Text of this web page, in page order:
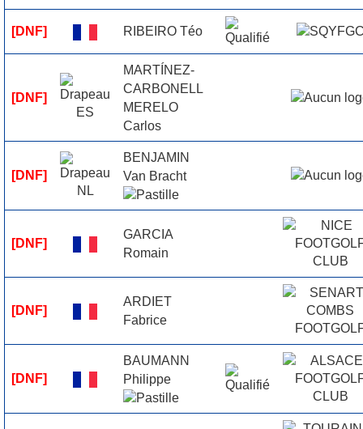
[DNF] RIBEIRO Téo
[DNF]
MARTÍNEZ-
CARBONELL
MERELO
Carlos
[DNF]
BENJAMIN
Van Bracht
[DNF]
GARCIA
Romain
[DNF]
ARDIET
Fabrice
[DNF]
BAUMANN
Philippe